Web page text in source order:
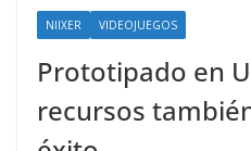
NIIXER VIDEOJUEGOS
Prototipado en
recursos